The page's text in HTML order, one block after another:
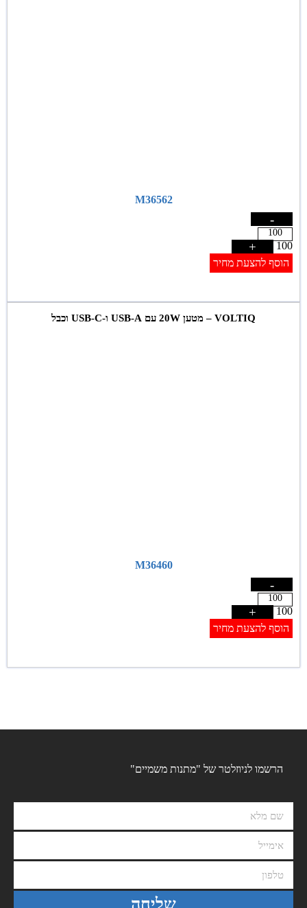
M36562
-
100
+
הוסף להצעת מחיר
VOLTIQ – מטען 20W עם USB-A ו-USB-C וכבל
M36460
-
100
+
הוסף להצעת מחיר
הרשמו לניוזלטר של "מתנות משמיים"
שליחה